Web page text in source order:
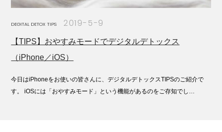
DEGITAL DETOX TIPS 2019-5-9
【TIPS】おやすみモードでデジタルデトックス
（iPhone／iOS）
今日はiPhoneをお使いの皆さんに、デジタルデトックスTIPSのご紹介で
す。 iOSには「おやすみモード」という機能があるのをご存知でし…